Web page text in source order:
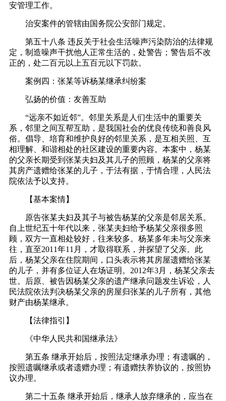
安管理工作。
治安案件的管辖由国务院公安部门规定。
第五十八条 违反关于社会生活噪声污染防治的法律规
定，制造噪声干扰他人正常生活的，处警告；警告后不改
正的，处二百元以上五百元以下罚款。
案例四：张某等诉杨某继承纠纷案
弘扬的价值：友善互助
“远亲不如近邻”。邻里关系是人们生活中的重要关
系，邻里之间互帮互助，是我国社会的优良传统和善良风
俗。倡导、培育和维护良好的邻里关系，是互相关照、互
相理解、和谐相处的社区建设的重要内容。本案中，杨某
的父亲长期受到张某夫妇及其儿子的照顾，杨某的父亲将
其房产遗赠给张某的儿子，于法有据，于情合理，人民法
院依法予以支持。
【基本案情】
原告张某夫妇及其子与被告杨某的父亲是邻居关系。
自上世纪五十年代以来，张某夫妇给予杨某父亲很多照
顾，双方一直相处较好，往来较多。杨某多年未与父亲来
往，直至2011年11月，才取得联系，并探望了父亲。此
后，杨某父亲在住院期间，口头表示将其房屋遗赠给张某
的儿子，并有多位证人在场证明。2012年3月，杨某父亲去
世。后原、被告因杨某父亲的遗产继承问题发生诉讼，人
民法院依法判决杨某父亲的房屋归张某的儿子所有，其他
财产由杨某继承。
【法律指引】
《中华人民共和国继承法》
第五条 继承开始后，按照法定继承办理；有遗嘱的，
按照遗嘱继承或者遗赠办理；有遗赠扶养协议的，按照协
议办理。
第二十五条 继承开始后，继承人放弃继承的，应当在